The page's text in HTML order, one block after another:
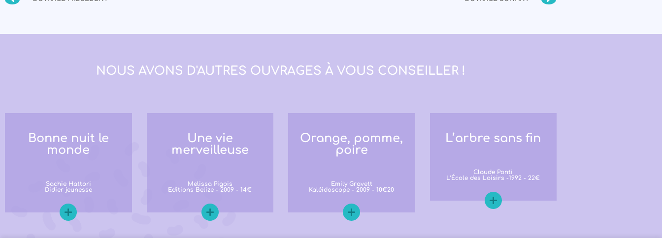
NOUS AVONS D'AUTRES OUVRAGES À VOUS CONSEILLER !
Bonne nuit le
monde
Sachie Hattori
Didier jeunesse
Une vie
merveilleuse
Melissa Pigois
Editions Belize - 2009 - 14€
Orange, pomme,
poire
Emily Gravett
Kaléidoscope - 2009 - 10€20
L’arbre sans fin
Claude Ponti
L’École des Loisirs -1992 - 22€